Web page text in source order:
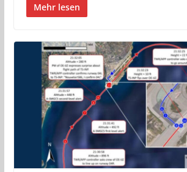
Mehr lesen